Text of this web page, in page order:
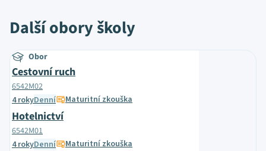
Další obory školy
Obor
Cestovní ruch
6542M02
4 rokyDenní Maturitní zkouška
Hotelnictví
6542M01
4 rokyDenní Maturitní zkouška